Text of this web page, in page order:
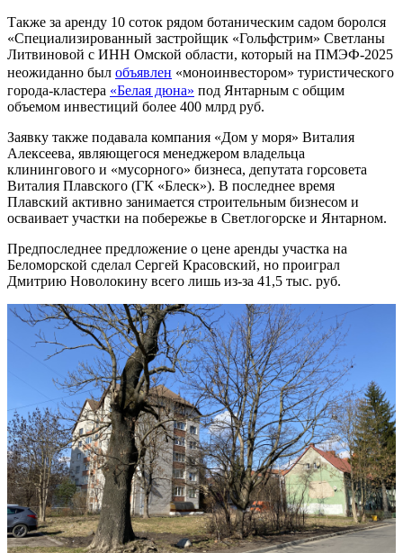
Также за аренду 10 соток рядом ботаническим садом боролся
«Специализированный застройщик «Гольфстрим» Светланы
Литвиновой с ИНН Омской области, который на ПМЭФ-2025
неожиданно был объявлен «моноинвестором» туристического
города-кластера «Белая дюна» под Янтарным с общим
объемом инвестиций более 400 млрд руб.
Заявку также подавала компания «Дом у моря» Виталия
Алексеева, являющегося менеджером владельца
клинингового и «мусорного» бизнеса, депутата горсовета
Виталия Плавского (ГК «Блеск»). В последнее время
Плавский активно занимается строительным бизнесом и
осваивает участки на побережье в Светлогорске и Янтарном.
Предпоследнее предложение о цене аренды участка на
Беломорской сделал Сергей Красовский, но проиграл
Дмитрию Новолокину всего лишь из-за 41,5 тыс. руб.